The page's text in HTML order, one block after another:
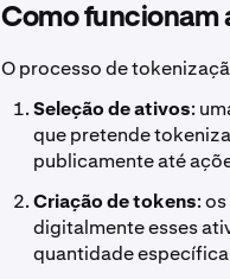
Como funcionam
O processo de
Seleção de ativos:
que pretende
publicamente até
Criação de tokens:
digitalmente esses
quantidade